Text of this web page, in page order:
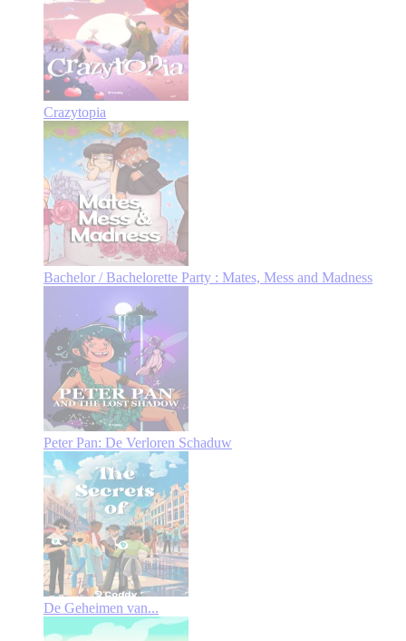
Crazytopia
Bachelor / Bachelorette Party : Mates, Mess and Madness
Peter Pan: De Verloren Schaduw
De Geheimen van...